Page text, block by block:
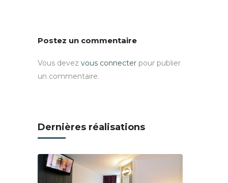
Postez un commentaire
Vous devez vous connecter pour publier
un commentaire.
Dernières réalisations